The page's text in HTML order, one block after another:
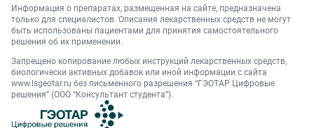
Информация о препаратах, размещенная на сайте, предназначена
только для специалистов. Описания лекарственных средств не могут
быть использованы пациентами для принятия самостоятельного
решения об их применении.
Запрещено копирование любых инструкций лекарственных средств,
биологически активных добавок или иной информации с сайта
www.lsgeotar.ru без письменного разрешения “ГЭОТАР Цифровые
решения” (ООО “Консультант студента”).